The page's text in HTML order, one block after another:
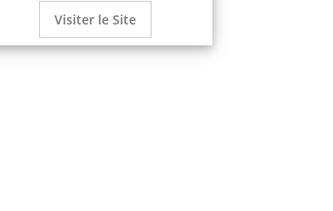
Visiter le Site